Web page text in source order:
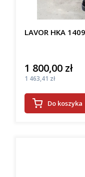
LAVOR HKA
Cena
1 800,00 zł
Cena
1 463,41 zł
Do koszyka